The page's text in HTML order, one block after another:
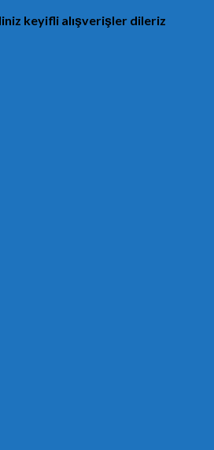
keyifli alışverişler dileriz